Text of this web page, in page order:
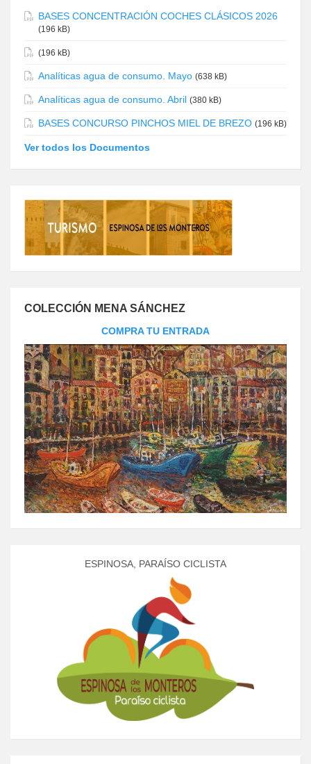
BASES CONCENTRACIÓN COCHES CLÁSICOS 2026
(196 kB)
(196 kB)
Analíticas agua de consumo. Mayo (638 kB)
Analíticas agua de consumo. Abril (380 kB)
BASES CONCURSO PINCHOS MIEL DE BREZO (196 kB)
Ver todos los Documentos
COLECCIÓN MENA SÁNCHEZ
COMPRA TU ENTRADA
ESPINOSA, PARAÍSO CICLISTA